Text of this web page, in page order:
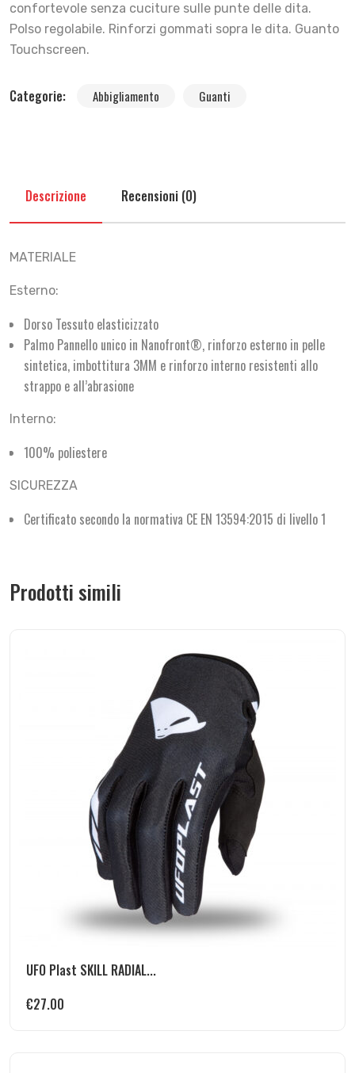
confortevole senza cuciture sulle punte delle dita.
Polso regolabile. Rinforzi gommati sopra le dita. Guanto
Touchscreen.
Categorie: Abbigliamento Guanti
Descrizione Recensioni (0)
MATERIALE
Esterno:
Dorso Tessuto elasticizzato
Palmo Pannello unico in Nanofront®, rinforzo esterno in pelle
sintetica, imbottitura 3MM e rinforzo interno resistenti allo
strappo e all’abrasione
Interno:
100% poliestere
SICUREZZA
Certificato secondo la normativa CE EN 13594:2015 di livello 1
Prodotti simili
UFO Plast SKILL RADIAL...
€27.00